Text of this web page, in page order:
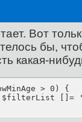
Вот
бы,
какая-
> 0) {
[]=